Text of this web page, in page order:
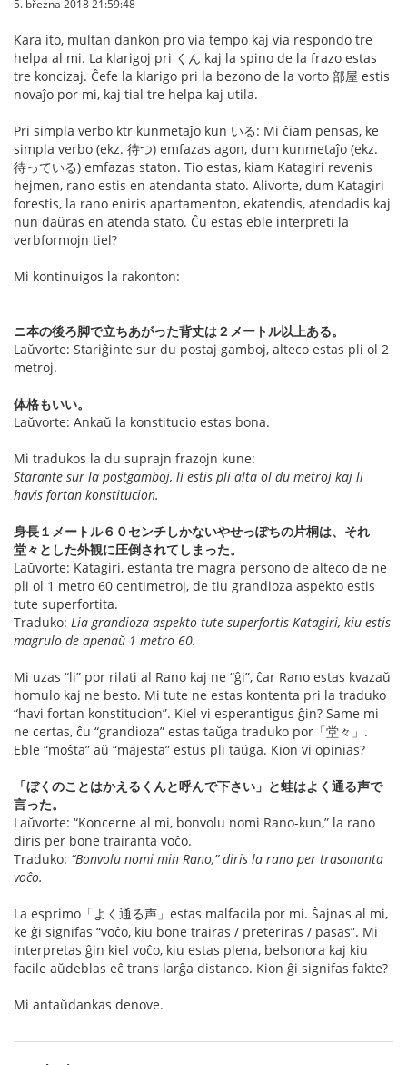
5. března 2018 21:59:48
Kara ito, multan dankon pro via tempo kaj via respondo tre
helpa al mi. La klarigoj pri くん kaj la spino de la frazo estas
tre koncizaj. Ĉefe la klarigo pri la bezono de la vorto 部屋 estis
novaĵo por mi, kaj tial tre helpa kaj utila.
Pri simpla verbo ktr kunmetaĵo kun いる: Mi ĉiam pensas, ke
simpla verbo (ekz. 待つ) emfazas agon, dum kunmetaĵo (ekz.
待っている) emfazas staton. Tio estas, kiam Katagiri revenis
hejmen, rano estis en atendanta stato. Alivorte, dum Katagiri
forestis, la rano eniris apartamenton, ekatendis, atendadis kaj
nun daŭras en atenda stato. Ĉu estas eble interpreti la
verbformojn tiel?
Mi kontinuigos la rakonton:
ニ本の後ろ脚で立ちあがった背丈は２メートル以上ある。
Laŭvorte: Stariĝinte sur du postaj gamboj, alteco estas pli ol 2
metroj.
体格もいい。
Laŭvorte: Ankaŭ la konstitucio estas bona.
Mi tradukos la du suprajn frazojn kune:
Starante sur la postgamboj, li estis pli alta ol du metroj kaj li
havis fortan konstitucion.
身長１メートル６０センチしかないやせっぽちの片桐は、それ
堂々とした外観に圧倒されてしまった。
Laŭvorte: Katagiri, estanta tre magra persono de alteco de ne
pli ol 1 metro 60 centimetroj, de tiu grandioza aspekto estis
tute superfortita.
Traduko: Lia grandioza aspekto tute superfortis Katagiri, kiu estis
magrulo de apenaŭ 1 metro 60.
Mi uzas “li” por rilati al Rano kaj ne “ĝi”, ĉar Rano estas kvazaŭ
homulo kaj ne besto. Mi tute ne estas kontenta pri la traduko
“havi fortan konstitucion”. Kiel vi esperantigus ĝin? Same mi
ne certas, ĉu “grandioza” estas taŭga traduko por「堂々」.
Eble “moŝta” aŭ “majesta” estus pli taŭga. Kion vi opinias?
「ぼくのことはかえるくんと呼んで下さい」と蛙はよく通る声で
言った。
Laŭvorte: “Koncerne al mi, bonvolu nomi Rano-kun,” la rano
diris per bone trairanta voĉo.
Traduko: “Bonvolu nomi min Rano,” diris la rano per trasonanta
voĉo.
La esprimo「よく通る声」estas malfacila por mi. Ŝajnas al mi,
ke ĝi signifas “voĉo, kiu bone trairas / preteriras / pasas”. Mi
interpretas ĝin kiel voĉo, kiu estas plena, belsonora kaj kiu
facile aŭdeblas eĉ trans larĝa distanco. Kion ĝi signifas fakte?
Mi antaŭdankas denove.